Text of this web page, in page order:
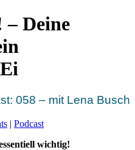
Deine
058 – mit Lena Busch
| Podcast
wichtig!